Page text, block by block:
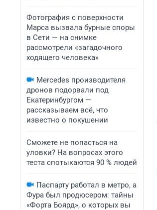
Фотография с поверхности
Марса вызвала бурные споры
в Сети — на снимке
рассмотрели «загадочного
ходящего человека»
Mercedes производителя
дронов подорвали под
Екатеринбургом —
рассказываем всё, что
известно о покушении
Сможете не попасться на
уловки? На вопросах этого
теста спотыкаются 90 % людей
Паспарту работал в метро, а
Фура был продюсером: тайны
«Форта Боярд», о которых вы